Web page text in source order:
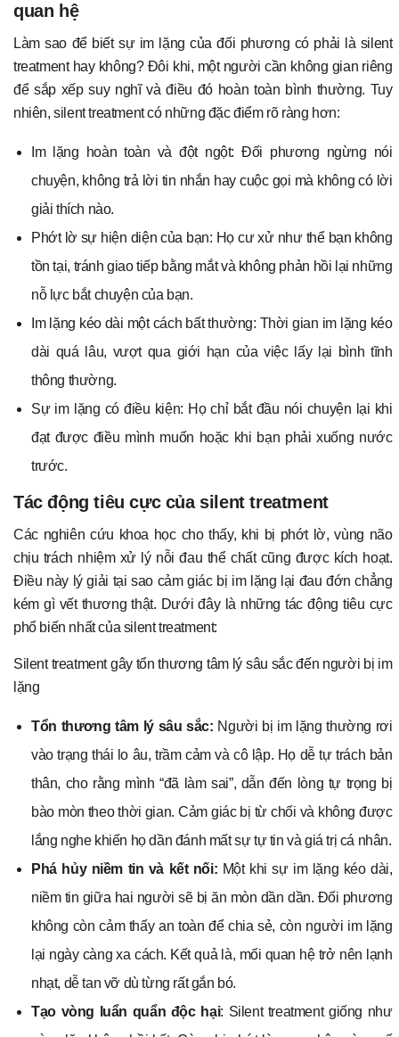
quan hệ
Làm sao để biết sự im lặng của đối phương có phải là silent
treatment hay không? Đôi khi, một người cần không gian riêng
để sắp xếp suy nghĩ và điều đó hoàn toàn bình thường. Tuy
nhiên, silent treatment có những đặc điểm rõ ràng hơn:
Im lặng hoàn toàn và đột ngột: Đối phương ngừng nói
chuyện, không trả lời tin nhắn hay cuộc gọi mà không có lời
giải thích nào.
Phớt lờ sự hiện diện của bạn: Họ cư xử như thể bạn không
tồn tại, tránh giao tiếp bằng mắt và không phản hồi lại những
nỗ lực bắt chuyện của bạn.
Im lặng kéo dài một cách bất thường: Thời gian im lặng kéo
dài quá lâu, vượt qua giới hạn của việc lấy lại bình tĩnh
thông thường.
Sự im lặng có điều kiện: Họ chỉ bắt đầu nói chuyện lại khi
đạt được điều mình muốn hoặc khi bạn phải xuống nước
trước.
Tác động tiêu cực của silent treatment
Các nghiên cứu khoa học cho thấy, khi bị phớt lờ, vùng não
chịu trách nhiệm xử lý nỗi đau thể chất cũng được kích hoạt.
Điều này lý giải tại sao cảm giác bị im lặng lại đau đớn chẳng
kém gì vết thương thật. Dưới đây là những tác động tiêu cực
phổ biến nhất của silent treatment:
Silent treatment gây tổn thương tâm lý sâu sắc đến người bị im
lặng
Tổn thương tâm lý sâu sắc: Người bị im lặng thường rơi
vào trạng thái lo âu, trầm cảm và cô lập. Họ dễ tự trách bản
thân, cho rằng mình “đã làm sai”, dẫn đến lòng tự trọng bị
bào mòn theo thời gian. Cảm giác bị từ chối và không được
lắng nghe khiến họ dần đánh mất sự tự tin và giá trị cá nhân.
Phá hủy niềm tin và kết nối: Một khi sự im lặng kéo dài,
niềm tin giữa hai người sẽ bị ăn mòn dần dần. Đối phương
không còn cảm thấy an toàn để chia sẻ, còn người im lặng
lại ngày càng xa cách. Kết quả là, mối quan hệ trở nên lạnh
nhạt, dễ tan vỡ dù từng rất gắn bó.
Tạo vòng luẩn quẩn độc hại: Silent treatment giống như